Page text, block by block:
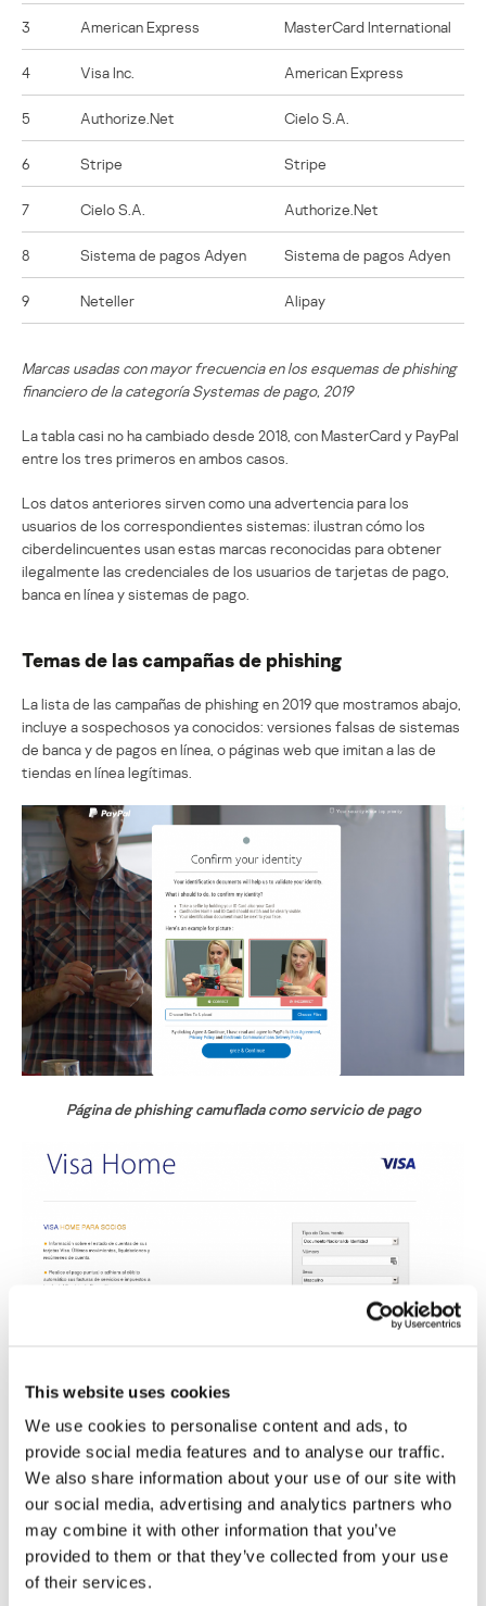
This website uses cookies
We use cookies to personalise content and ads, to
provide social media features and to analyse our traffic.
We also share information about your use of our site with
our social media, advertising and analytics partners who
may combine it with other information that you’ve
provided to them or that they’ve collected from your use
of their services.
3 American Express MasterCard International
4 Visa Inc. American Express
5 Authorize.Net Cielo S.A.
6 Stripe Stripe
7 Cielo S.A. Authorize.Net
8 Sistema de pagos Adyen Sistema de pagos Adyen
9 Neteller Alipay
Marcas usadas con mayor frecuencia en los esquemas de phishing
financiero de la categoría Systemas de pago, 2019
La tabla casi no ha cambiado desde 2018, con MasterCard y PayPal
entre los tres primeros en ambos casos.
Los datos anteriores sirven como una advertencia para los
usuarios de los correspondientes sistemas: ilustran cómo los
ciberdelincuentes usan estas marcas reconocidas para obtener
ilegalmente las credenciales de los usuarios de tarjetas de pago,
banca en línea y sistemas de pago.
Temas de las campañas de phishing
La lista de las campañas de phishing en 2019 que mostramos abajo,
incluye a sospechosos ya conocidos: versiones falsas de sistemas
de banca y de pagos en línea, o páginas web que imitan a las de
tiendas en línea legítimas.
Página de phishing camuflada como servicio de pago
Página de phishing camuflada como servicio de pago